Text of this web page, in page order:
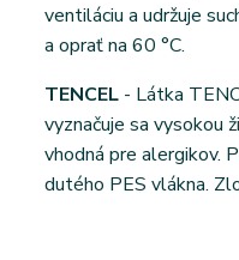
ventiláciu a udržuje
a oprať na 60 °C.
TENCEL - Látka
vyznačuje sa vysokou
vhodná pre alergikov.
dutého PES vlákna.